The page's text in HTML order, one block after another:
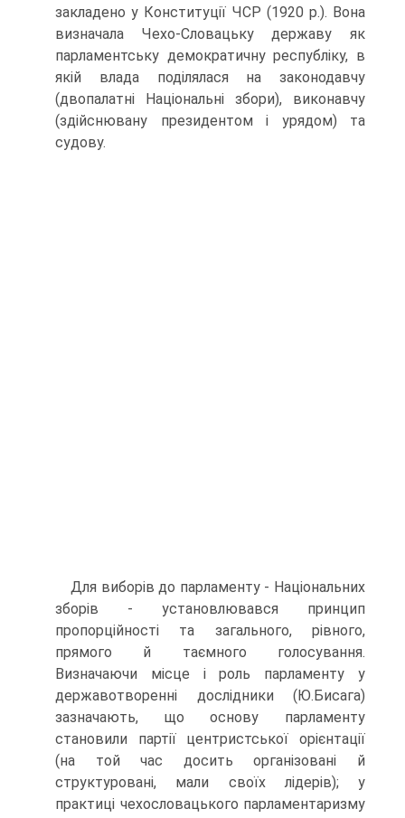
закладено у Конституції ЧСР (1920 р.). Вона
визначала Чехо-Словацьку державу як
парламентську демократичну республіку, в
якій влада поділялася на законодавчу
(двопалатні Національні збори), виконавчу
(здійснювану президентом і урядом) та
судову.
Для виборів до парламенту - Національних
зборів - установлювався принцип
пропорційності та загального, рівного,
прямого й таємного голосування.
Визначаючи місце і роль парламенту у
державотворенні дослідники (Ю.Бисага)
зазначають, що основу парламенту
становили партії центристської орієнтації
(на той час досить організовані й
структуровані, мали своїх лідерів); у
практиці чехословацького парламентаризму